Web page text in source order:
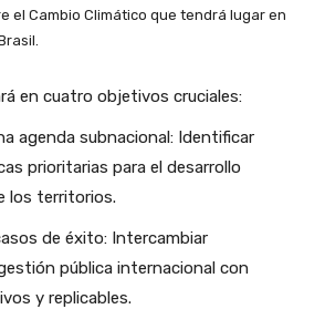
el Cambio Climático que tendrá lugar en
en cuatro objetivos cruciales:
subnacional: Identificar
prioritarias para el desarrollo
los territorios.
de éxito: Intercambiar
pública internacional con
y replicables.